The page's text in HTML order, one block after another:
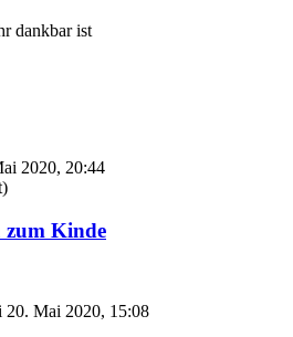
dankbar ist
2020, 20:44
zum Kinde
20. Mai 2020, 15:08